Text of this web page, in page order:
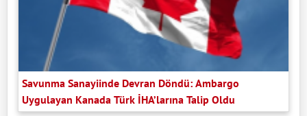
Savunma Sanayiinde Devran Döndü: Ambargo
Uygulayan Kanada Türk İHA’larına Talip Oldu